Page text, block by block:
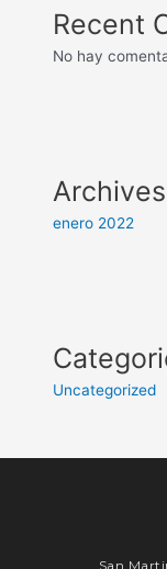
Recent
No hay
Archives
enero 2022
Uncategorized
San